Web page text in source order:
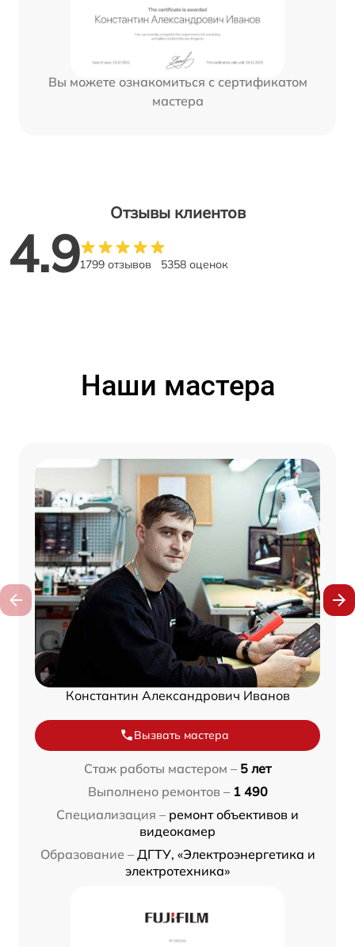
Вы можете ознакомиться с сертификатом
мастера
Отзывы клиентов
4.91799 отзывов 5358 оценок
Наши мастера
Константин Александрович Иванов
Вызвать мастера
Стаж работы мастером – 5 лет
Выполнено ремонтов – 1 490
Специализация – ремонт объективов и
видеокамер
Образование – ДГТУ, «Электроэнергетика и
электротехника»